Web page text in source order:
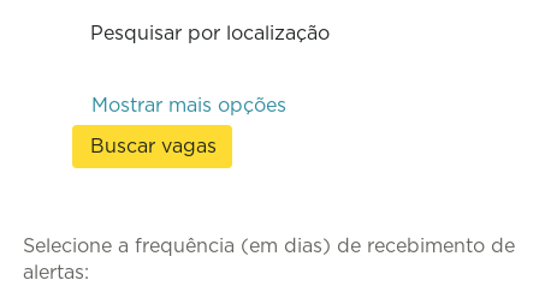
Pesquisar por localização
Mostrar mais opções
Selecione a frequência (em dias) de recebimento de
alertas: